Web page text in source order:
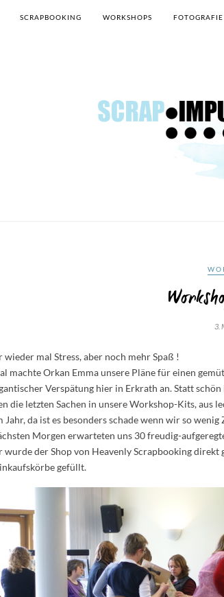
SCRAPBOOKING WORKSHOPS FOTOGRAFIE
3.
wieder mal Stress, aber noch mehr Spaß !
machte Orkan Emma unsere Pläne für einen
Verspätung hier in Erkrath an. Statt
die letzten Sachen in unsere Workshop-Kits, aus
Jahr, da ist es besonders schade wenn wir so wenig
Morgen erwarteten uns 30 freudig-
wurde der Shop von Heavenly Scrapbooking
gefüllt.